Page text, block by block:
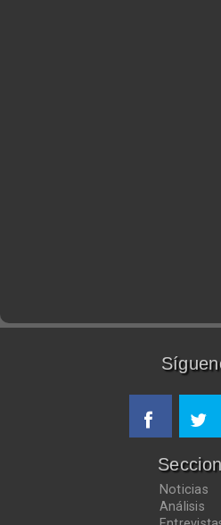
Noticias
Análisis